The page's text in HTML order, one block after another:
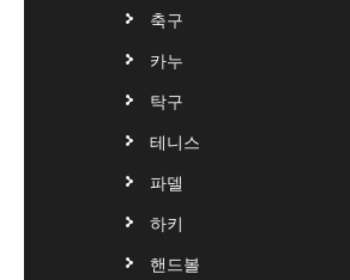
축구
카누
탁구
테니스
파델
하키
핸드볼